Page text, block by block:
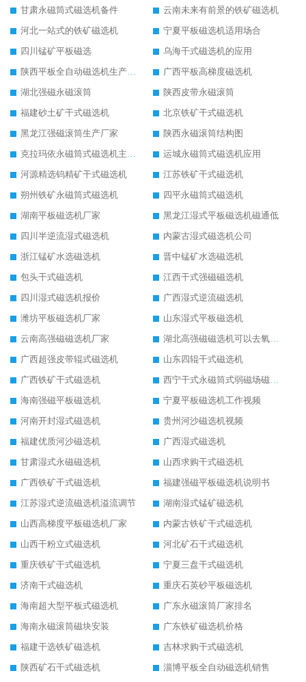
甘肃永磁筒式磁选机备件
云南未来有前景的铁矿磁选机
河北一站式的铁矿磁选机
宁夏平板磁选机适用场合
四川锰矿平板磁选
乌海干式磁选机的应用
陕西平板全自动磁选机生产厂家
广西平板高梯度磁选机
湖北强磁永磁滚筒
陕西皮带永磁滚筒
福建砂土矿干式磁选机
北京铁矿干式磁选机
黑龙江强磁滚筒生产厂家
陕西永磁滚筒结构图
克拉玛依永磁筒式磁选机主要技术参数
运城永磁筒式磁选机应用
河源精选钨精矿干式磁选机
江苏铁矿干式磁选机
朔州铁矿永磁筒式磁选机
四平永磁筒式磁选机
湖南平板磁选机厂家
黑龙江湿式平板磁选机磁通低
四川半逆流湿式磁选机
内蒙古湿式磁选机公司
浙江锰矿水选磁选机
晋中锰矿水选磁选机
包头干式磁选机
江西干式强磁磁选机
四川湿式磁选机报价
广西湿式逆流磁选机
潍坊平板磁选机厂家
山东湿式平板磁选机
云南高强磁磁选机厂家
湖北高强磁磁选机可以去氧化铝
广西超强皮带辊式磁选机
山东四辊干式磁选机
广西铁矿干式磁选机
西宁干式永磁筒式弱磁场磁选机结构图
海南强磁平板磁选机
宁夏平板磁选机工作视频
河南开封湿式磁选机
贵州河沙磁选机视频
福建优质河沙磁选机
广西湿式磁选机
甘肃湿式永磁磁选机
山西求购干式磁选机
广西铁矿干式磁选机
福建强磁平板磁选机说明书
江苏湿式逆流磁选机溢流调节
湖南湿式锰矿磁选机
山西高梯度平板磁选机厂家
内蒙古铁矿干式磁选机
山西干粉立式磁选机
河北矿石干式磁选机
重庆铁矿干式磁选机
宁夏三盘干式磁选机
济南干式磁选机
重庆石英砂平板磁选机
海南超大型平板式磁选机
广东永磁滚筒厂家排名
海南永磁滚筒磁块安装
广东铁矿磁选机价格
福建干选铁矿磁选机
吉林求购干式磁选机
陕西矿石干式磁选机
淄博平板全自动磁选机销售